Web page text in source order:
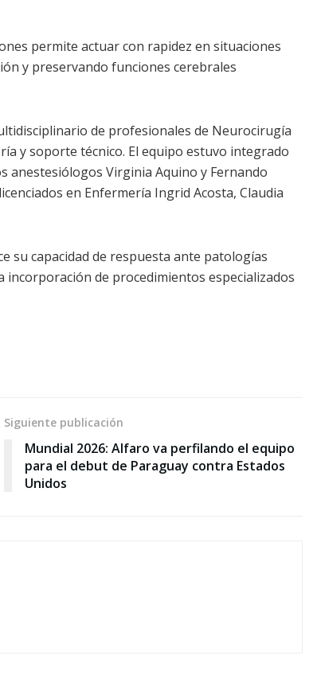
permite actuar con rapidez en situaciones
y preservando funciones cerebrales
de profesionales de Neurocirugía
y soporte técnico. El equipo estuvo integrado
anestesiólogos Virginia Aquino y Fernando
en Enfermería Ingrid Acosta, Claudia
su capacidad de respuesta ante patologías
incorporación de procedimientos especializados
Siguiente publicación
Mundial 2026: Alfaro va perfilando el equipo
para el debut de Paraguay contra Estados
Unidos